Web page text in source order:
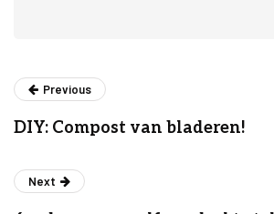
Previous
DIY: Compost van bladeren!
Next